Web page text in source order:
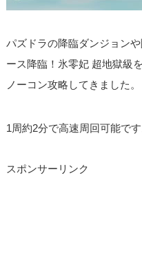
パズドラの降臨ダンジョン
ース降臨！氷零妃 超地獄級
ノーコン攻略してきました。
1周約2分で高速周回可能です
スポンサーリンク